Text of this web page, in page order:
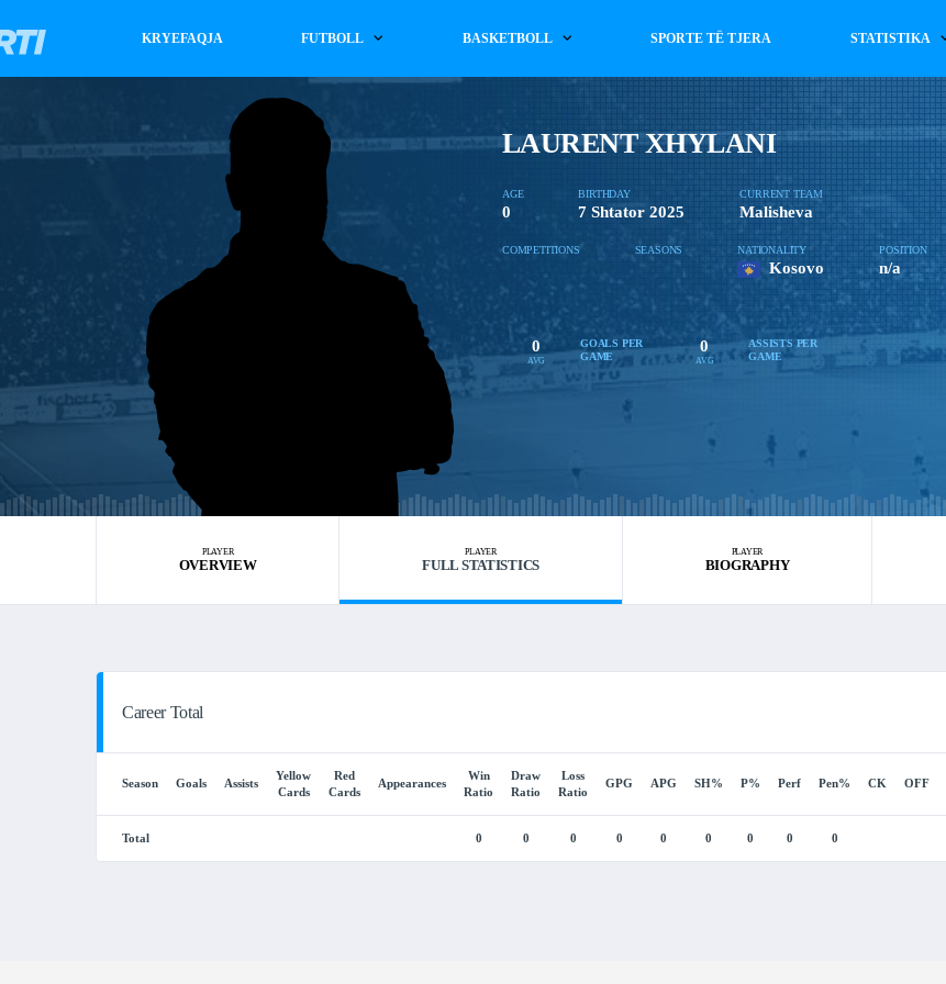
KRYEFAQJA FUTBOLL BASKETBOLL SPORTE TË TJERA STATISTIKA
LAURENT XHYLANI
AGE
0
BIRTHDAY
7 Shtator 2025
CURRENT TEAM
Malisheva
COMPETITIONS SEASONS NATIONALITY
Kosovo
POSITION
n/a
0
AVG
GOALS PER
GAME
0
AVG
ASSISTS PER
GAME
PLAYER
OVERVIEW
PLAYER
FULL STATISTICS
PLAYER
BIOGRAPHY
Career Total
Season Goals Assists
Yellow
Cards
Red
Cards
Appearances
Win
Ratio
Draw
Ratio
Loss
Ratio
GPG APG SH% P% Perf Pen% CK OFF
Total 0 0 0 0 0 0 0 0 0